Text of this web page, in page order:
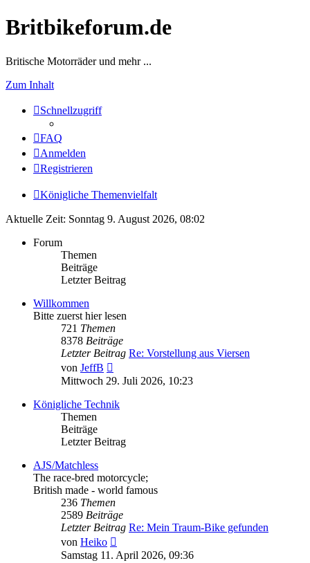
Britbikeforum.de
Britische Motorräder und mehr ...
Zum Inhalt
Schnellzugriff
FAQ
Anmelden
Registrieren
Königliche Themenvielfalt
Aktuelle Zeit: Sonntag 9. August 2026, 08:02
Forum
Themen
Beiträge
Letzter Beitrag
Willkommen
Bitte zuerst hier lesen
721 Themen
8378 Beiträge
Letzter Beitrag Re: Vorstellung aus Viersen
von JeffB
Beitrag
Mittwoch 29. Juli 2026, 10:23
Königliche Technik
Themen
Beiträge
Letzter Beitrag
AJS/Matchless
The race-bred motorcycle;
British made - world famous
236 Themen
2589 Beiträge
Letzter Beitrag Re: Mein Traum-Bike gefunden
von Heiko
Beitrag
Samstag 11. April 2026, 09:36